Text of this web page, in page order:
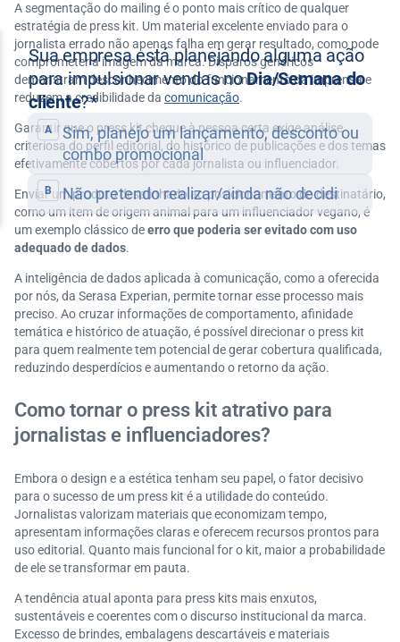
A segmentação do mailing é o ponto mais crítico de qualquer
estratégia de press kit. Um material excelente enviado para o
jornalista errado não apenas falha em gerar resultado, como pode
comprometer a imagem da marca. Disparos genéricos
demonstram desconhecimento do funcionamento da imprensa e
reduzem a credibilidade da comunicação.
Garantir que o press kit chegue à pessoa certa exige análise
criteriosa do perfil editorial, do histórico de publicações e dos temas
efetivamente cobertos por cada jornalista ou influenciador.
Enviar um produto desalinhado ao posicionamento do destinatário,
como um item de origem animal para um influenciador vegano, é
um exemplo clássico deerro que poderia ser evitado com uso
adequado de dados.
A inteligência de dados aplicada à comunicação, como a oferecida
por nós, da Serasa Experian, permite tornar esse processo mais
preciso. Ao cruzar informações de comportamento, afinidade
temática e histórico de atuação, é possível direcionar o press kit
para quem realmente tem potencial de gerar cobertura qualificada,
reduzindo desperdícios e aumentando o retorno da ação.
Como tornar o press kit atrativo para
jornalistas e influenciadores?
Embora o design e a estética tenham seu papel, o fator decisivo
para o sucesso de um press kit é a utilidade do conteúdo.
Jornalistas valorizam materiais que economizam tempo,
apresentam informações claras e oferecem recursos prontos para
uso editorial. Quanto mais funcional for o kit, maior a probabilidade
de ele se transformar em pauta.
A tendência atual aponta para press kits mais enxutos,
sustentáveis e coerentes com o discurso institucional da marca.
Excesso de brindes, embalagens descartáveis e materiais